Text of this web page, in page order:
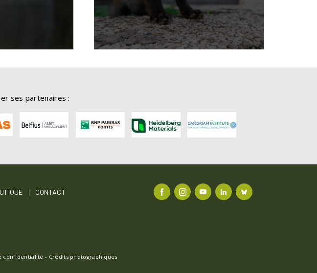
ses partenaires :
CONTACT FACEBOOKINSTAGRAMYOUTUBELINKEDINBLUESKY
confidentialité - Crédits photographiques